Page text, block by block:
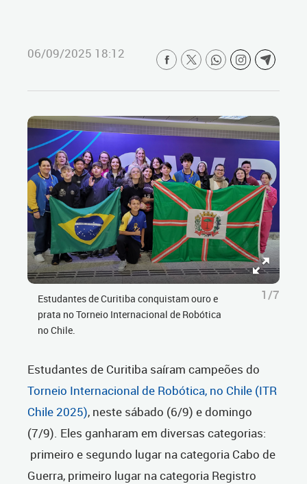
06/09/2025 18:12
Estudantes de Curitiba conquistam ouro e
prata no Torneio Internacional de Robótica
no Chile.
1/7
Estudantes de Curitiba saíram campeões do
Torneio Internacional de Robótica, no Chile (ITR
Chile 2025), neste sábado (6/9) e domingo
(7/9). Eles ganharam em diversas categorias:
primeiro e segundo lugar na categoria Cabo de
Guerra, primeiro lugar na categoria Registro